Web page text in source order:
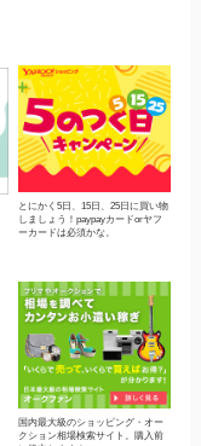
とにかく5日、15日、25日に買い物
しましょう！paypayカードorヤフ
ーカードは必須かな。
国内最大級のショッピング・オー
クション相場検索サイト。購入前